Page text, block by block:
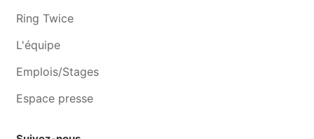
Ring Twice
L'équipe
Emplois/Stages
Espace presse